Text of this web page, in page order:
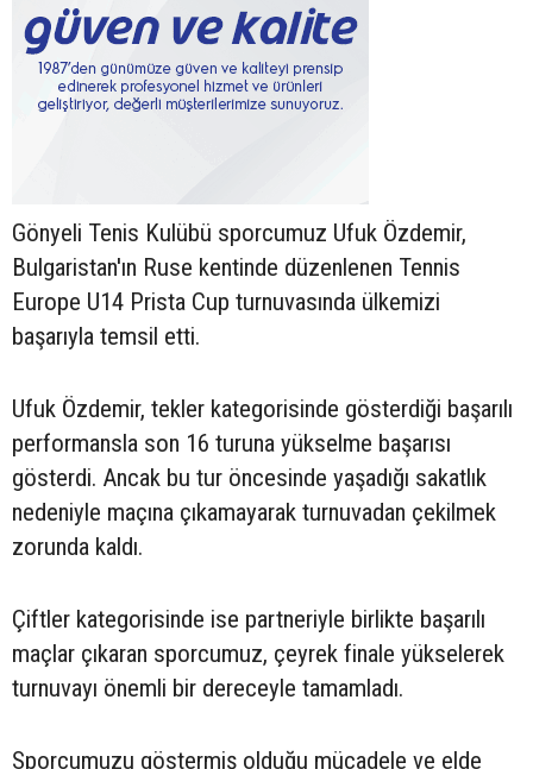
Gönyeli Tenis Kulübü sporcumuz Ufuk Özdemir,
Bulgaristan'ın Ruse kentinde düzenlenen Tennis
Europe U14 Prista Cup turnuvasında ülkemizi
başarıyla temsil etti.
Ufuk Özdemir, tekler kategorisinde gösterdiği başarılı
performansla son 16 turuna yükselme başarısı
gösterdi. Ancak bu tur öncesinde yaşadığı sakatlık
nedeniyle maçına çıkamayarak turnuvadan çekilmek
zorunda kaldı.
Çiftler kategorisinde ise partneriyle birlikte başarılı
maçlar çıkaran sporcumuz, çeyrek finale yükselerek
turnuvayı önemli bir dereceyle tamamladı.
Sporcumuzu göstermiş olduğu mücadele ve elde